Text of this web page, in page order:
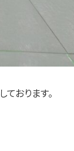
おります。